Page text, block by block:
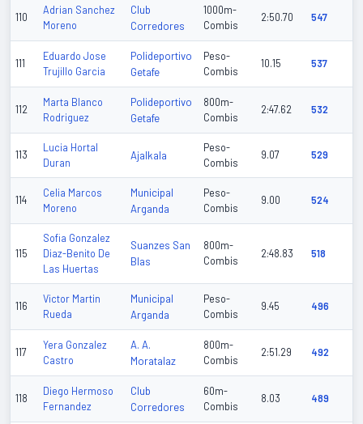
110
Adrian Sanchez
Moreno
Club
Corredores
1000m-
Combis
2:50.70 547
111
Eduardo Jose
Trujillo Garcia
Polideportivo
Getafe
Peso-
Combis
10.15 537
112
Marta Blanco
Rodriguez
Polideportivo
Getafe
800m-
Combis
2:47.62 532
113
Lucia Hortal
Duran
Ajalkala
Peso-
Combis
9.07 529
114
Celia Marcos
Moreno
Municipal
Arganda
Peso-
Combis
9.00 524
115
Sofia Gonzalez
Diaz-Benito De
Las Huertas
Suanzes San
Blas
800m-
Combis
2:48.83 518
116
Victor Martin
Rueda
Municipal
Arganda
Peso-
Combis
9.45 496
117
Yera Gonzalez
Castro
A. A.
Moratalaz
800m-
Combis
2:51.29 492
118
Diego Hermoso
Fernandez
Club
Corredores
60m-
Combis
8.03 489